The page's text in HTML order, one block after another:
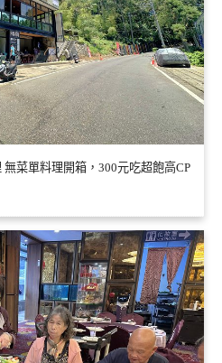
菜單料理開箱，300元吃超飽高CP